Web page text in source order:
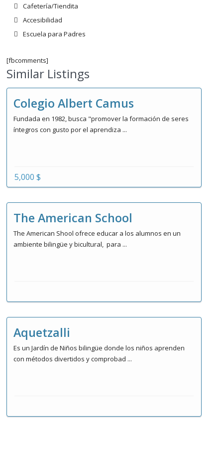
Cafetería/Tiendita
Accesibilidad
Escuela para Padres
[fbcomments]
Similar Listings
Colegio Albert Camus
Fundada en 1982, busca "promover la formación de seres
íntegros con gusto por el aprendiza ...
5,000 $
The American School
The American Shool ofrece educar a los alumnos en un
ambiente bilingüe y bicultural, para ...
Aquetzalli
Es un Jardín de Niños bilingüe donde los niños aprenden
con métodos divertidos y comprobad ...